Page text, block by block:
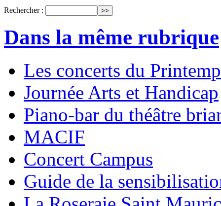
Rechercher :
Dans la même rubrique
Les concerts du
Journée Arts et Handicap
Piano-bar du théâtre
MACIF
Concert Campus
Guide de la